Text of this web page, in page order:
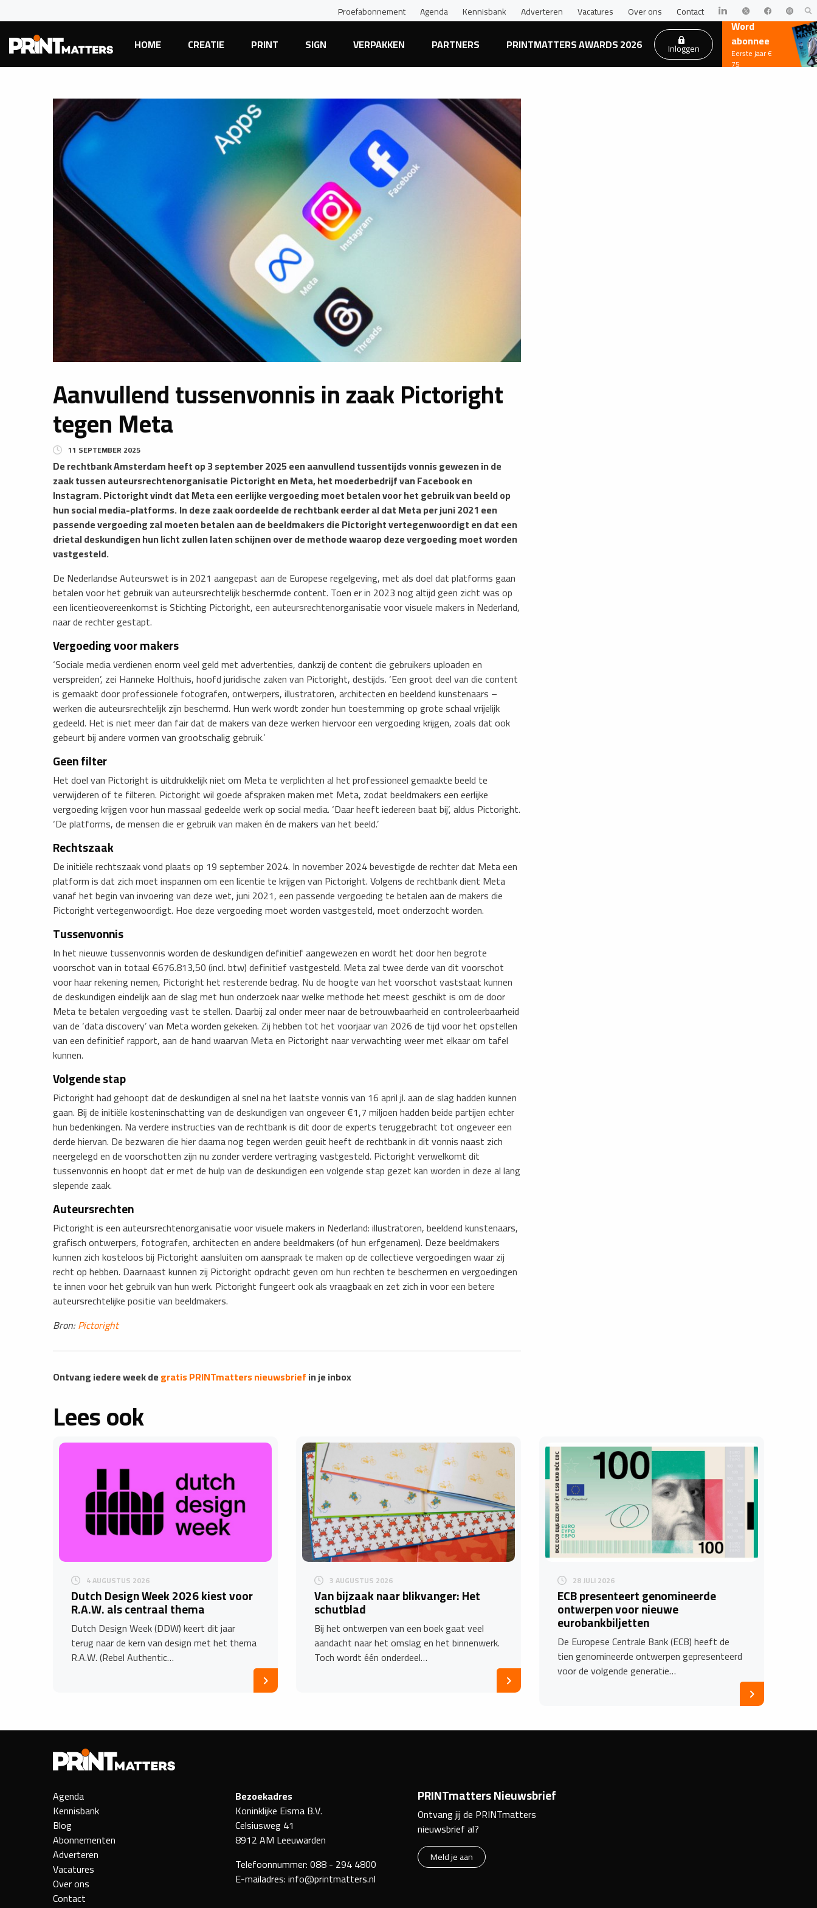
Proefabonnement Agenda Kennisbank Adverteren Vacatures Over ons Contact
HOME CREATIE PRINT SIGN VERPAKKEN PARTNERS PRINTMATTERS AWARDS 2026 Inloggen
Word
abonnee
Eerste jaar €
75
Aanvullend tussenvonnis in zaak Pictoright
tegen Meta
11 SEPTEMBER 2025
​De rechtbank Amsterdam heeft op 3 september 2025 een aanvullend tussentijds vonnis gewezen in de
zaak tussen auteursrechtenorganisatiePictoright en Meta, het moederbedrijf van Facebook en
Instagram. Pictoright vindt dat Meta een eerlijke vergoeding moet betalen voor het gebruik van beeld op
hun social media-platforms.In deze zaak oordeelde de rechtbank eerder al dat Meta per juni 2021 een
passende vergoeding zal moeten betalen aan de beeldmakers die Pictoright vertegenwoordigt en dat een
drietal deskundigen hun licht zullen laten schijnen over de methode waarop deze vergoeding moet worden
vastgesteld.
​De Nederlandse Auteurswet is in 2021 aangepast aan de Europese regelgeving, met als doel dat platforms gaan
betalen voor het gebruik van auteursrechtelijk beschermde content. Toen er in 2023 nog altijd geen zicht was op
een licentieovereenkomst is Stichting Pictoright, een auteursrechtenorganisatie voor visuele makers in Nederland,
naar de rechter gestapt.
Vergoeding voor makers
​‘Sociale media verdienen enorm veel geld met advertenties, dankzij de content die gebruikers uploaden en
verspreiden’, zei Hanneke Holthuis, hoofd juridische zaken van Pictoright, destijds. ‘Een groot deel van die content
is gemaakt door professionele fotografen, ontwerpers, illustratoren, architecten en beeldend kunstenaars –
werken die auteursrechtelijk zijn beschermd. Hun werk wordt zonder hun toestemming op grote schaal vrijelijk
gedeeld. Het is niet meer dan fair dat de makers van deze werken hiervoor een vergoeding krijgen, zoals dat ook
gebeurt bij andere vormen van grootschalig gebruik.’
Geen filter
Het doel van Pictoright is uitdrukkelijk niet om Meta te verplichten al het professioneel gemaakte beeld te
verwijderen of te filteren. Pictoright wil goede afspraken maken met Meta, zodat beeldmakers een eerlijke
vergoeding krijgen voor hun massaal gedeelde werk op social media. ‘Daar heeft iedereen baat bij’, aldus Pictoright.
‘De platforms, de mensen die er gebruik van maken én de makers van het beeld.’
Rechtszaak
​De initiële rechtszaak vond plaats op 19 september 2024. In november 2024 bevestigde de rechter dat Meta een
platform is dat zich moet inspannen om een licentie te krijgen van Pictoright. Volgens de rechtbank dient Meta
vanaf het begin van invoering van deze wet, juni 2021, een passende vergoeding te betalen aan de makers die
Pictoright vertegenwoordigt. Hoe deze vergoeding moet worden vastgesteld, moet onderzocht worden.
Tussenvonnis
In het nieuwe tussenvonnis worden de deskundigen definitief aangewezen en wordt het door hen begrote
voorschot van in totaal €676.813,50 (incl. btw) definitief vastgesteld. Meta zal twee derde van dit voorschot
voor haar rekening nemen, Pictoright het resterende bedrag. Nu de hoogte van het voorschot vaststaat kunnen
de deskundigen eindelijk aan de slag met hun onderzoek naar welke methode het meest geschikt is om de door
Meta te betalen vergoeding vast te stellen. Daarbij zal onder meer naar de betrouwbaarheid en controleerbaarheid
van de ‘data discovery’ van Meta worden gekeken. Zij hebben tot het voorjaar van 2026 de tijd voor het opstellen
van een definitief rapport, aan de hand waarvan Meta en Pictoright naar verwachting weer met elkaar om tafel
kunnen.
Volgende stap
Pictoright had gehoopt dat de deskundigen al snel na het laatste vonnis van 16 april jl. aan de slag hadden kunnen
gaan. Bij de initiële kosteninschatting van de deskundigen van ongeveer €1,7 miljoen hadden beide partijen echter
hun bedenkingen. Na verdere instructies van de rechtbank is dit door de experts teruggebracht tot ongeveer een
derde hiervan. De bezwaren die hier daarna nog tegen werden geuit heeft de rechtbank in dit vonnis naast zich
neergelegd en de voorschotten zijn nu zonder verdere vertraging vastgesteld. Pictoright verwelkomt dit
tussenvonnis en hoopt dat er met de hulp van de deskundigen een volgende stap gezet kan worden in deze al lang
slepende zaak.
Auteursrechten
​Pictoright is een auteursrechtenorganisatie voor visuele makers in Nederland: illustratoren, beeldend kunstenaars,
grafisch ontwerpers, fotografen, architecten en andere beeldmakers (of hun erfgenamen). Deze beeldmakers
kunnen zich kosteloos bij Pictoright aansluiten om aanspraak te maken op de collectieve vergoedingen waar zij
recht op hebben. Daarnaast kunnen zij Pictoright opdracht geven om hun rechten te beschermen en vergoedingen
te innen voor het gebruik van hun werk. Pictoright fungeert ook als vraagbaak en zet zich in voor een betere
auteursrechtelijke positie van beeldmakers.
Bron:Pictoright
Ontvang iedere week degratis PRINTmatters nieuwsbriefin je inbox
Lees ook
4 AUGUSTUS 2026
Dutch Design Week 2026 kiest voor
R.A.W. als centraal thema
Dutch Design Week (DDW) keert dit jaar
terug naar de kern van design met het thema
R.A.W. (Rebel Authentic…
3 AUGUSTUS 2026
Van bijzaak naar blikvanger: Het
schutblad
Bij het ontwerpen van een boek gaat veel
aandacht naar het omslag en het binnenwerk.
Toch wordt één onderdeel…
28 JULI 2026
ECB presenteert genomineerde
ontwerpen voor nieuwe
eurobankbiljetten
De Europese Centrale Bank (ECB) heeft de
tien genomineerde ontwerpen gepresenteerd
voor de volgende generatie…
Agenda
Kennisbank
Blog
Abonnementen
Adverteren
Vacatures
Over ons
Contact
Bezoekadres
Koninklijke Eisma B.V.
Celsiusweg 41
8912 AM Leeuwarden
Telefoonnummer:088 - 294 4800
E-mailadres:info@printmatters.nl
PRINTmatters Nieuwsbrief
Ontvang jij de PRINTmatters
nieuwsbrief al?
Meld je aan